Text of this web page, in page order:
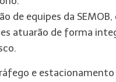
de equipes da
atuarão de forma
e